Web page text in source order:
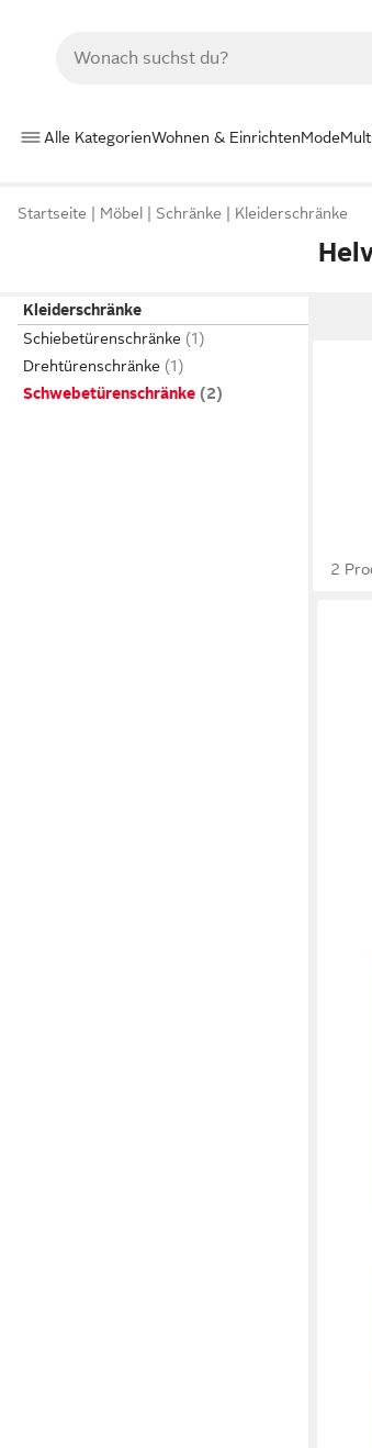
Alle KategorienWohnen & EinrichtenMode
Startseite Möbel Schränke Kleiderschränke
Kleiderschränke
Schiebetürenschränke
Drehtürenschränke
Schwebetürenschränke
2